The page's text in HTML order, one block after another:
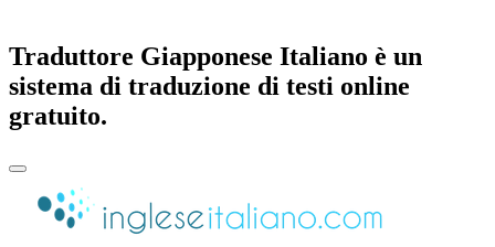
Traduttore Giapponese Italiano è un
sistema di traduzione di testi online
gratuito.